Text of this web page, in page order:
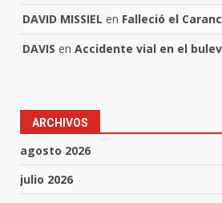
DAVID MISSIEL en Falleció el
DAVIS en Accidente vial en el
ARCHIVOS
agosto 2026
julio 2026